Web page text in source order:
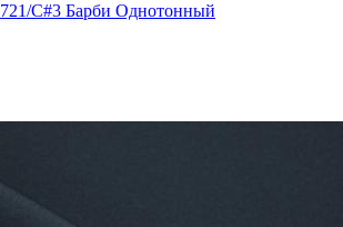
C#3 Барби Однотонный